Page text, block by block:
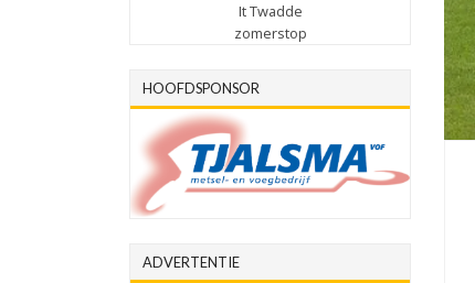
It Twadde
zomerstop
HOOFDSPONSOR
ADVERTENTIE